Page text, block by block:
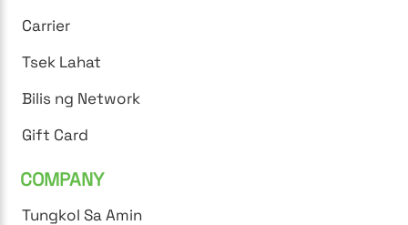
Carrier
Tsek Lahat
Bilis ng Network
Gift Card
COMPANY
Tungkol Sa Amin